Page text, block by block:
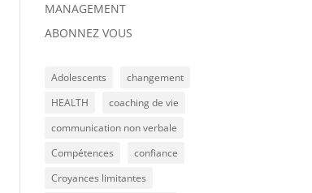
MANAGEMENT
ABONNEZ VOUS
Adolescents
changement
HEALTH
coaching de vie
communication non verbale
Compétences
confiance
Croyances limitantes